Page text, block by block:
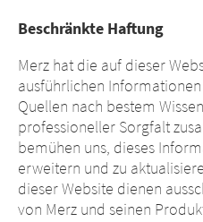
Beschränkte Haftung
Merz hat die auf dieser
ausführlichen
Quellen nach bestem
professioneller Sorgfalt
bemühen uns, dieses
erweitern und zu
dieser Website dienen
von Merz und seinen
Sie verlassen nun
der Inhalte der
dort eingerichteten
Sie verlassen nun
Inhalte der
der
anderen
betrieben werden,
Website